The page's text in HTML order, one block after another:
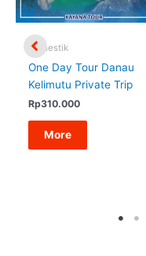
Domestik
One Day Tour Danau
Kelimutu Private Trip
Rp310.000
More